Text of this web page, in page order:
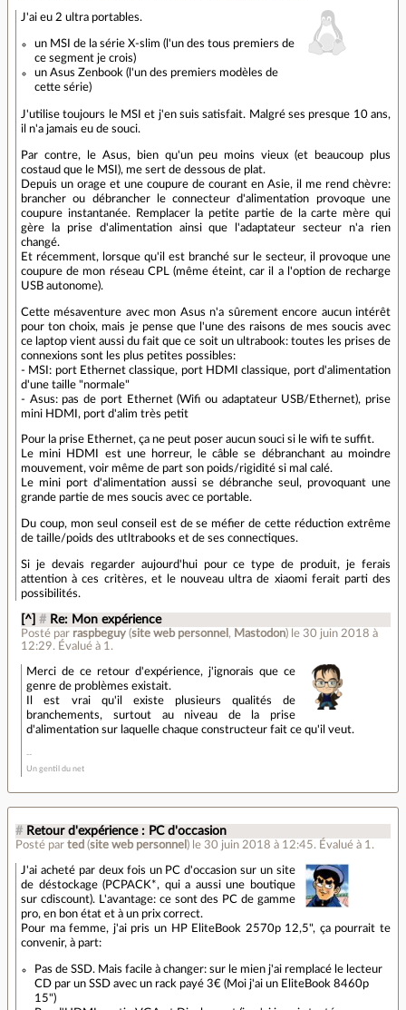
J'ai eu 2 ultra portables.
un MSI de la série X-slim (l'un des tous premiers de
ce segment je crois)
un Asus Zenbook (l'un des premiers modèles de
cette série)
J'utilise toujours le MSI et j'en suis satisfait. Malgré ses presque 10 ans,
il n'a jamais eu de souci.
Par contre, le Asus, bien qu'un peu moins vieux (et beaucoup plus
costaud que le MSI), me sert de dessous de plat.
Depuis un orage et une coupure de courant en Asie, il me rend chèvre:
brancher ou débrancher le connecteur d'alimentation provoque une
coupure instantanée. Remplacer la petite partie de la carte mère qui
gère la prise d'alimentation ainsi que l'adaptateur secteur n'a rien
changé.
Et récemment, lorsque qu'il est branché sur le secteur, il provoque une
coupure de mon réseau CPL (même éteint, car il a l'option de recharge
USB autonome).
Cette mésaventure avec mon Asus n'a sûrement encore aucun intérêt
pour ton choix, mais je pense que l'une des raisons de mes soucis avec
ce laptop vient aussi du fait que ce soit un ultrabook: toutes les prises de
connexions sont les plus petites possibles:
- MSI: port Ethernet classique, port HDMI classique, port d'alimentation
d'une taille "normale"
- Asus: pas de port Ethernet (Wifi ou adaptateur USB/Ethernet), prise
mini HDMI, port d'alim très petit
Pour la prise Ethernet, ça ne peut poser aucun souci si le wifi te suffit.
Le mini HDMI est une horreur, le câble se débranchant au moindre
mouvement, voir même de part son poids/rigidité si mal calé.
Le mini port d'alimentation aussi se débranche seul, provoquant une
grande partie de mes soucis avec ce portable.
Du coup, mon seul conseil est de se méfier de cette réduction extrême
de taille/poids des utltrabooks et de ses connectiques.
Si je devais regarder aujourd'hui pour ce type de produit, je ferais
attention à ces critères, et le nouveau ultra de xiaomi ferait parti des
possibilités.
[^] # Re: Mon expérience
Posté par raspbeguy (site web personnel , Mastodon) le 30 juin 2018 à
12:29. Évalué à 1 .
Merci de ce retour d'expérience, j'ignorais que ce
genre de problèmes existait.
Il est vrai qu'il existe plusieurs qualités de
branchements, surtout au niveau de la prise
d'alimentation sur laquelle chaque constructeur fait ce qu'il veut.
Un gentil du net
# Retour d'expérience : PC d'occasion
Posté par ted (site web personnel ) le 30 juin 2018 à 12:45. Évalué à 1 .
J'ai acheté par deux fois un PC d'occasion sur un site
de déstockage (PCPACK*, qui a aussi une boutique
sur cdiscount). L'avantage: ce sont des PC de gamme
pro, en bon état et à un prix correct.
Pour ma femme, j'ai pris un HP EliteBook 2570p 12,5", ça pourrait te
convenir, à part:
Pas de SSD. Mais facile à changer: sur le mien j'ai remplacé le lecteur
CD par un SSD avec un rack payé 3€ (Moi j'ai un EliteBook 8460p
15")